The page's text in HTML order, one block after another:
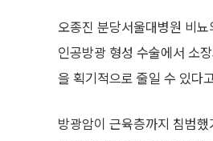
오종진 분당서울대병원 비
인공방광 형성 수술에서 소
을 획기적으로 줄일 수 있다
방광암이 근육층까지 침범